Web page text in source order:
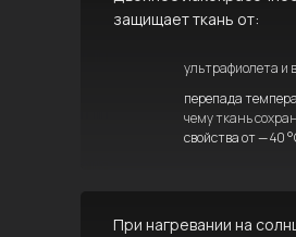
защищает ткань от:
ультрафиолета и
перепада
чему ткань
свойства от — 40
При нагревании на